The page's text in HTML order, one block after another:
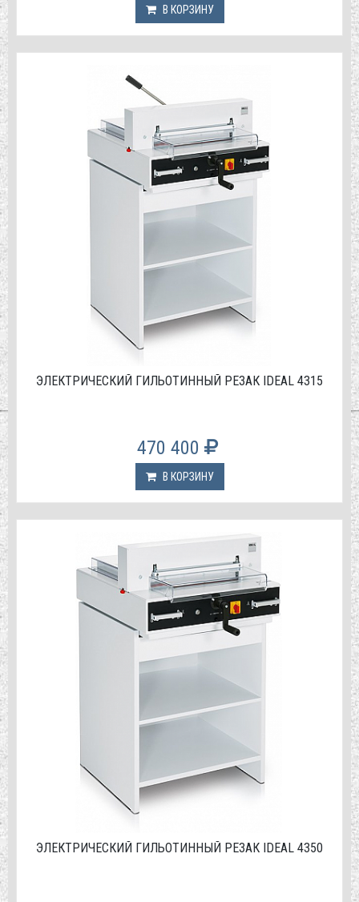
В КОРЗИНУ
ЭЛЕКТРИЧЕСКИЙ ГИЛЬОТИННЫЙ РЕЗАК IDEAL 4315
470 400
В КОРЗИНУ
ЭЛЕКТРИЧЕСКИЙ ГИЛЬОТИННЫЙ РЕЗАК IDEAL 4350